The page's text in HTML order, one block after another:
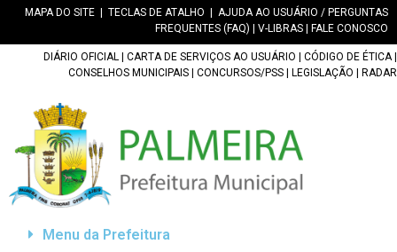
MAPA DO SITE TECLAS DE ATALHO
AJUDA AO USUÁRIO / PERGUNTAS
FREQUENTES (FAQ)
V-LIBRAS FALE CONOSCO
DIÁRIO OFICIAL CARTA DE SERVIÇOS AO USUÁRIO CÓDIGO DE ÉTICA|
CONSELHOS MUNICIPAIS
CONCURSOS/PSS LEGISLAÇÃO RADAR
Menu da Prefeitura